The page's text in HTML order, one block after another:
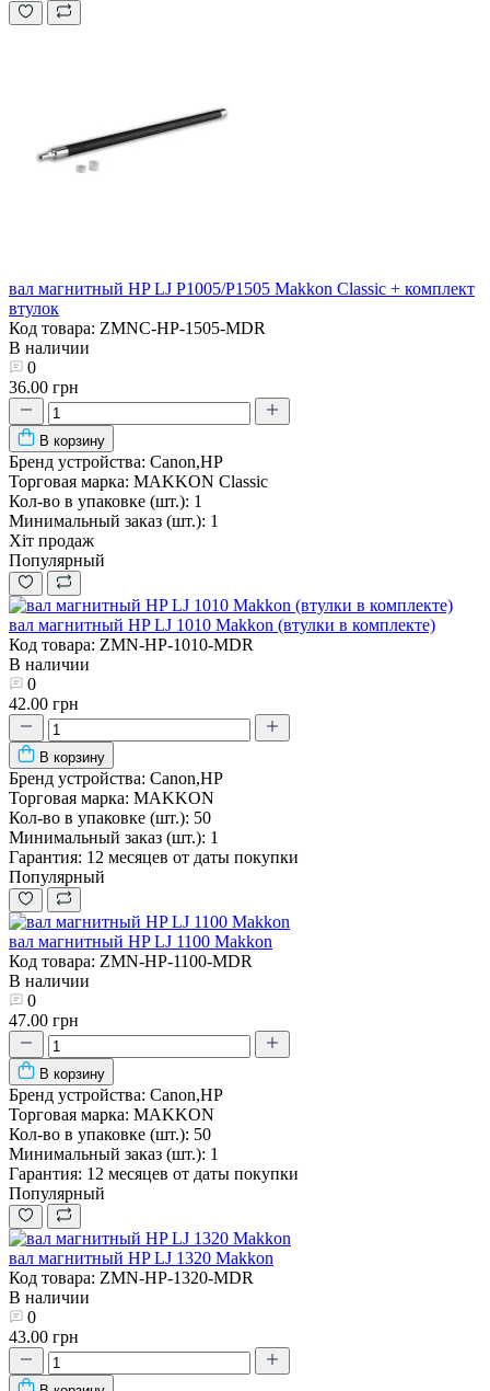
вал магнитный HP LJ P1005/P1505 Makkon Classic + комплект
втулок
Код товара: ZMNC-HP-1505-MDR
В наличии
0
36.00 грн
В корзину
Бренд устройства: Canon,HP
Торговая марка: MAKKON Classic
Кол-во в упаковке (шт.): 1
Минимальный заказ (шт.): 1
Хіт продаж
Популярный
вал магнитный HP LJ 1010 Makkon (втулки в комплекте)
Код товара: ZMN-HP-1010-MDR
В наличии
0
42.00 грн
В корзину
Бренд устройства: Canon,HP
Торговая марка: MAKKON
Кол-во в упаковке (шт.): 50
Минимальный заказ (шт.): 1
Гарантия: 12 месяцев от даты покупки
Популярный
вал магнитный HP LJ 1100 Makkon
Код товара: ZMN-HP-1100-MDR
В наличии
0
47.00 грн
В корзину
Бренд устройства: Canon,HP
Торговая марка: MAKKON
Кол-во в упаковке (шт.): 50
Минимальный заказ (шт.): 1
Гарантия: 12 месяцев от даты покупки
Популярный
вал магнитный HP LJ 1320 Makkon
Код товара: ZMN-HP-1320-MDR
В наличии
0
43.00 грн